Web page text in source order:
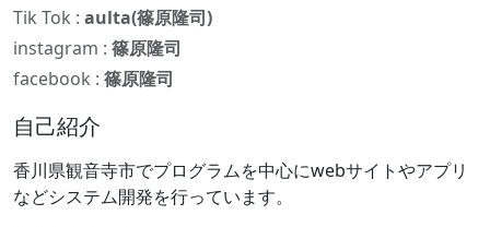
Tik Tok : aulta(篠原隆司)
instagram : 篠原隆司
facebook : 篠原隆司
自己紹介
香川県観音寺市でプログラムを中心にwebサイトやアプリ
などシステム開発を行っています。